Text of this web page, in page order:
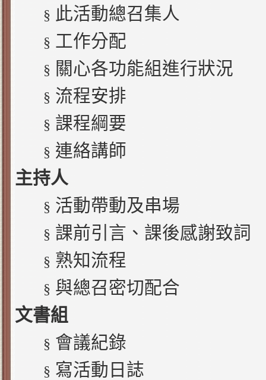
§ 此活動總召集人
§ 工作分配
§ 關心各功能組進行狀況
§ 流程安排
§ 課程綱要
§ 連絡講師
主持人
§ 活動帶動及串場
§ 課前引言、課後感謝致詞
§ 熟知流程
§ 與總召密切配合
文書組
§ 會議紀錄
§ 寫活動日誌